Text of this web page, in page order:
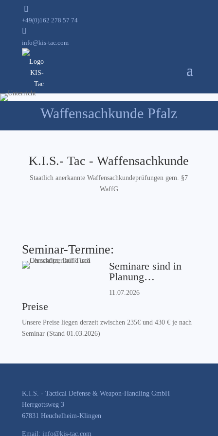

+49(0)162 278 57 74

info@kis-tac.com
Waffensachkunde Pfalz
K.I.S.- Tac - Waffensachkunde
Staatlich anerkannte Waffensachkundeprüfungen gem. §7
WaffG
Seminar-Termine:
Seminare sind in
Planung…
11.07.2026
Preise
Unsere Preise liegen derzeit zwischen 235€ und 430 € je nach
Seminar (Stand 01.03.2026)
K.I.S. - Tactical Defense & Weapon-Handling GmbH
Herrgottsweg 3
67831 Heuchelheim-Klingen
Email: info@kis-tac.com